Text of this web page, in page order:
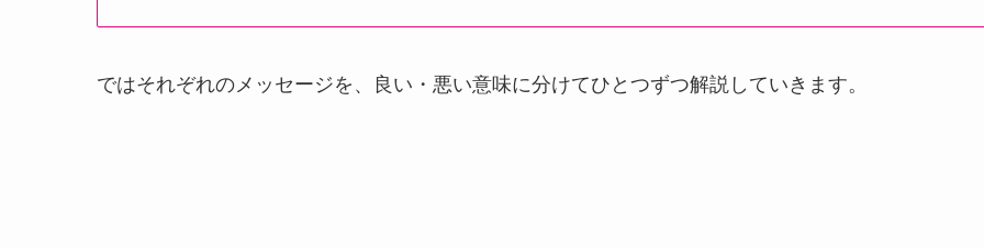
ではそれぞれのメッセージを、良い・悪い意味に分けてひとつずつ解説していきます。